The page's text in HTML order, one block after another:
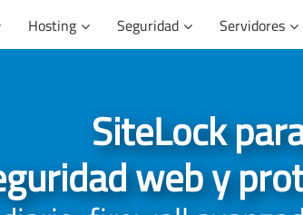
Hosting Seguridad Servidores
SiteLock
web y